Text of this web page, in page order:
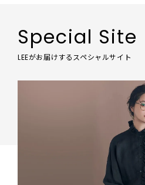
Special Site
LEEがお届けするスペシャルサイト